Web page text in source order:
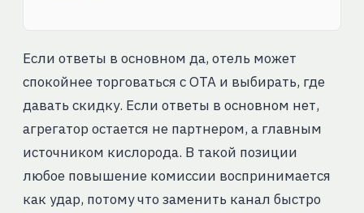
Если ответы в основном да, отель может
спокойнее торговаться с ОТА и выбирать, где
давать скидку. Если ответы в основном нет,
агрегатор остается не партнером, а главным
источником кислорода. В такой позиции
любое повышение комиссии воспринимается
как удар, потому что заменить канал быстро